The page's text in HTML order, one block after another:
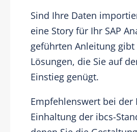
Sind Ihre Daten
eine Story für Ihr SAP
geführten Anleitung
Lösungen, die Sie auf
Einstieg genügt.
Empfehlenswert bei der
Einhaltung der ibcs-